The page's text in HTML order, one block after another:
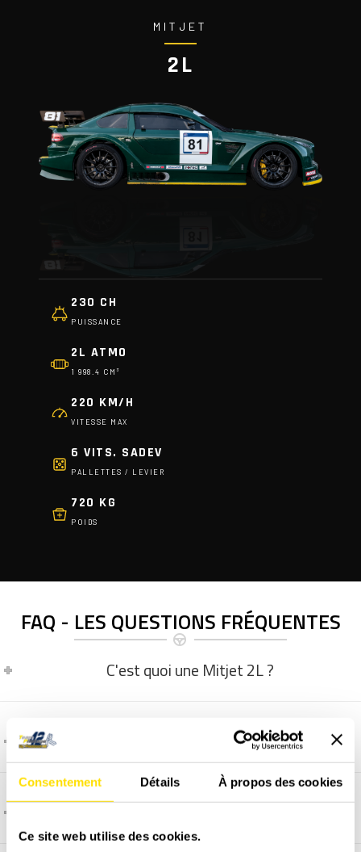
Consentement Détails À propos des cookies
Ce site web utilise des cookies.
MITJET
2L
230 CH
PUISSANCE
2L ATMO
1 998.4 CM³
220 KM/H
VITESSE MAX
6 VITS. SADEV
PALLETTES / LEVIER
720 KG
POIDS
FAQ - LES QUESTIONS FRÉQUENTES
C'est quoi une Mitjet 2L ?
Comment se déroule un cours particulier ?